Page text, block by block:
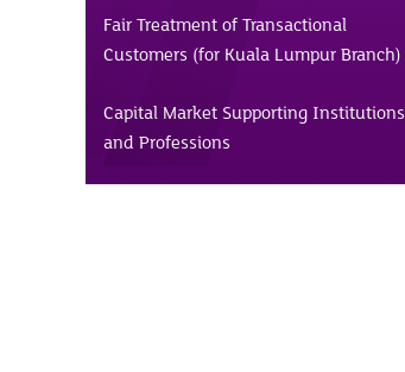
Fair Treatment of Transactional
Customers (for Kuala Lumpur Branch)
Capital Market Supporting Institutions
and Professions